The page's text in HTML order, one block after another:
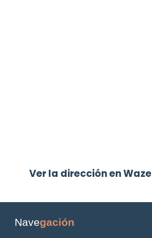
Ver la dirección en Waze
Navegación